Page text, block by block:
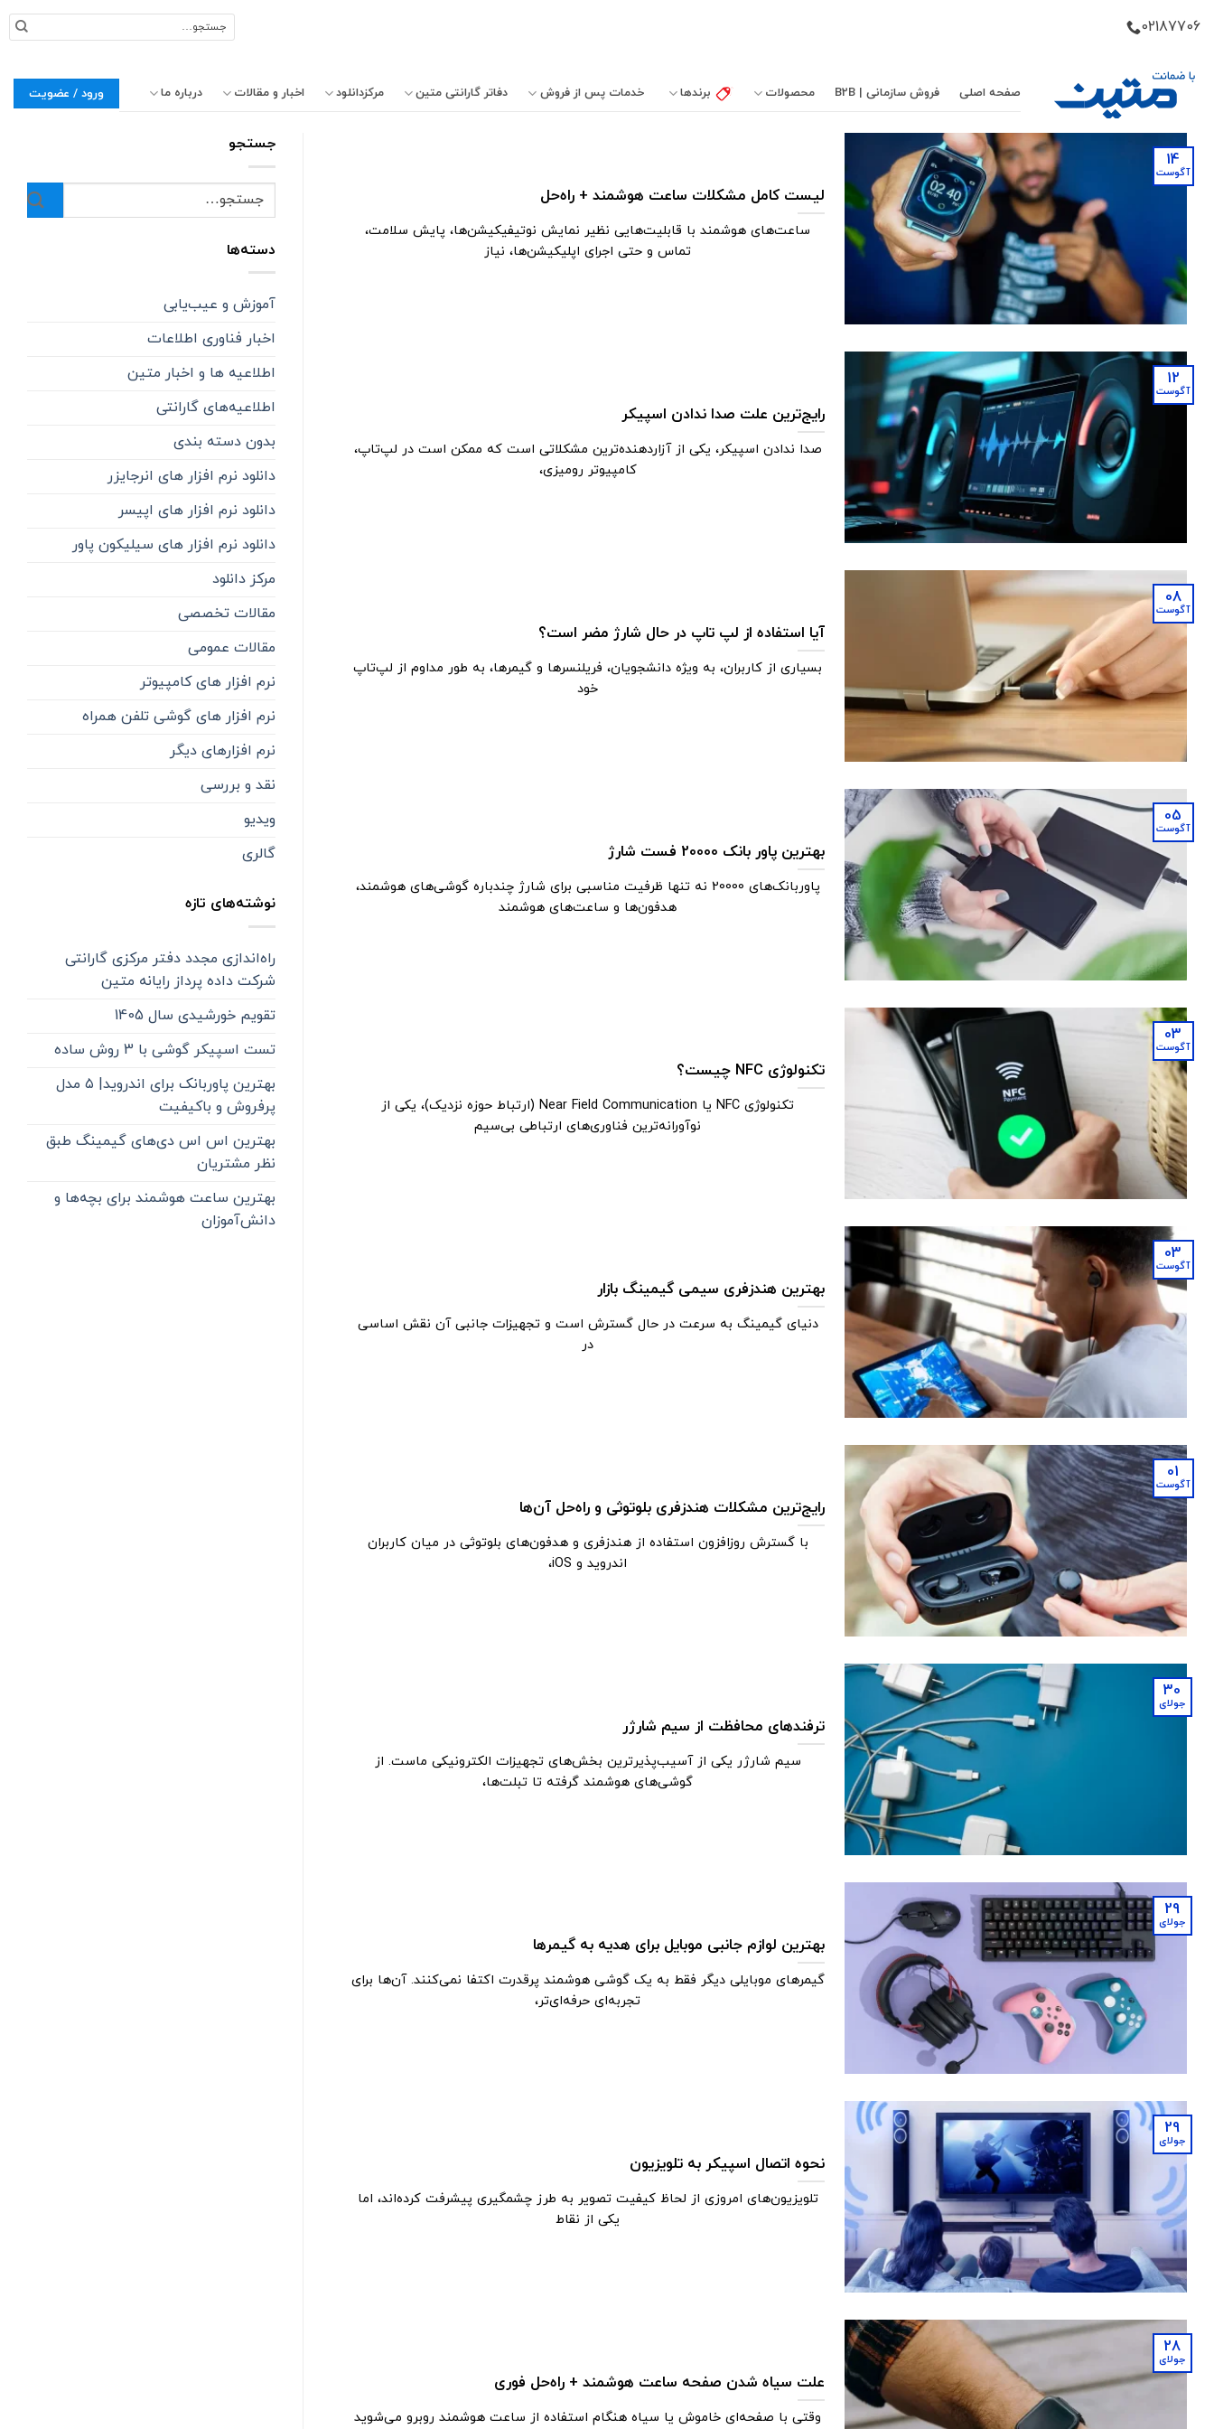
02187706
برای:
صفحه اصلی فروش سازمانی | B2B محصولات برندها خدمات پس از فروش دفاتر‌ گارانتی‌ متین مرکزدانلود اخبار و مقالات درباره ما ورود / عضویت
لیست کامل مشکلات ساعت هوشمند + راه‌حل
ساعت‌های هوشمند با قابلیت‌هایی نظیر نمایش نوتیفیکیشن‌ها، پایش سلامت،
تماس و حتی اجرای اپلیکیشن‌ها، نیاز
14
آگوست
رایج‌ترین علت صدا ندادن اسپیکر
صدا ندادن اسپیکر، یکی از آزاردهنده‌ترین مشکلاتی است که ممکن است در لپ‌تاپ،
کامپیوتر رومیزی،
12
آگوست
آیا استفاده از لپ تاپ در حال شارژ مضر است؟
بسیاری از کاربران، به ویژه دانشجویان، فریلنسرها و گیمرها، به طور مداوم از لپ‌تاپ
خود
08
آگوست
بهترین پاور بانک 20000 فست شارژ
پاوربانک‌های 20000 نه ‌تنها ظرفیت مناسبی برای شارژ چندباره گوشی‌های هوشمند،
هدفون‌ها و ساعت‌های هوشمند
05
آگوست
تکنولوژی NFC چیست؟
تکنولوژی NFC یا Near Field Communication (ارتباط حوزه نزدیک)، یکی از
نوآورانه‌ترین فناوری‌های ارتباطی بی‌سیم
03
آگوست
بهترین هندزفری سیمی گیمینگ بازار
دنیای گیمینگ به سرعت در حال گسترش است و تجهیزات جانبی آن نقش اساسی
در
03
آگوست
رایج‌‌ترین مشکلات هندزفری بلوتوثی و راه‌‌حل آن‌‌ها
با گسترش روزافزون استفاده از هندزفری و هدفون‌های بلوتوثی در میان کاربران
اندروید و iOS،
01
آگوست
ترفندهای محافظت از سیم شارژر
سیم شارژر یکی از آسیب‌پذیرترین بخش‌های تجهیزات الکترونیکی ماست. از
گوشی‌های هوشمند گرفته تا تبلت‌ها،
30
جولای
بهترین لوازم جانبی موبایل برای هدیه به گیمرها
گیمرهای موبایلی دیگر فقط به یک گوشی هوشمند پرقدرت اکتفا نمی‌کنند. آن‌ها برای
تجربه‌ای حرفه‌ای‌تر،
29
جولای
نحوه اتصال اسپیکر به تلویزیون
تلویزیون‌های امروزی از لحاظ کیفیت تصویر به ‌طرز چشمگیری پیشرفت کرده‌اند، اما
یکی از نقاط
29
جولای
علت سیاه شدن صفحه ساعت هوشمند + راه‌حل فوری
وقتی با صفحه‌ای خاموش یا سیاه هنگام استفاده از ساعت هوشمند روبرو می‌شوید
28
جولای
جستجو
دسته‌ها
آموزش و عیب‌یابی
اخبار فناوری اطلاعات
اطلاعیه ها و اخبار متین
اطلاعیه‌‌های گارانتی
بدون دسته بندی
دانلود نرم افزار های انرجایزر
دانلود نرم افزار های اپیسر
دانلود نرم افزار های سیلیکون پاور
مرکز دانلود
مقالات تخصصی
مقالات عمومی
نرم افزار های کامپیوتر
نرم افزار های گوشی تلفن همراه
نرم افزارهای دیگر
نقد و بررسی
ویدیو
گالری
نوشته‌های تازه
راه‌اندازی مجدد دفتر مرکزی گارانتی
شرکت داده پرداز رایانه متین
تقویم خورشیدی سال 1405
تست اسپیکر گوشی با 3 روش ساده
بهترین پاوربانک برای اندروید| ۵ مدل
پرفروش و باکیفیت
بهترین اس اس دی‌های گیمینگ طبق
نظر مشتریان
بهترین ساعت هوشمند برای بچه‌ها و
دانش‌آموزان